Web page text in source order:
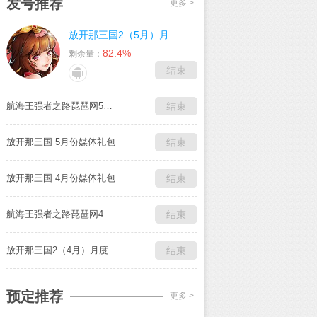
发号推荐 更多 >
剩余量： 82.4%
结束
航海王强者之路琵琶网5月媒体独家礼包 结束
放开那三国 5月份媒体礼包 结束
放开那三国 4月份媒体礼包 结束
航海王强者之路琵琶网4月媒体独家礼包 结束
放开那三国2（4月）月度礼包 结束
预定推荐 更多 >